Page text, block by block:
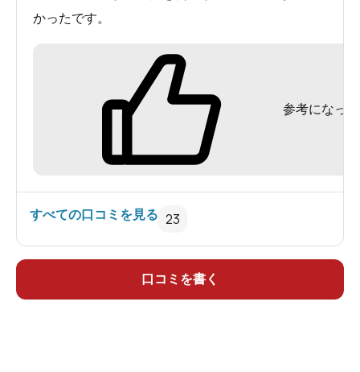
かったです。
参考になった
すべての口コミを見る 23
口コミを書く